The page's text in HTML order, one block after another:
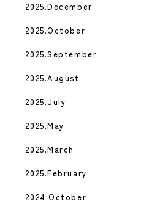
2025.December
2025.October
2025.September
2025.August
2025.July
2025.May
2025.March
2025.February
2024.October